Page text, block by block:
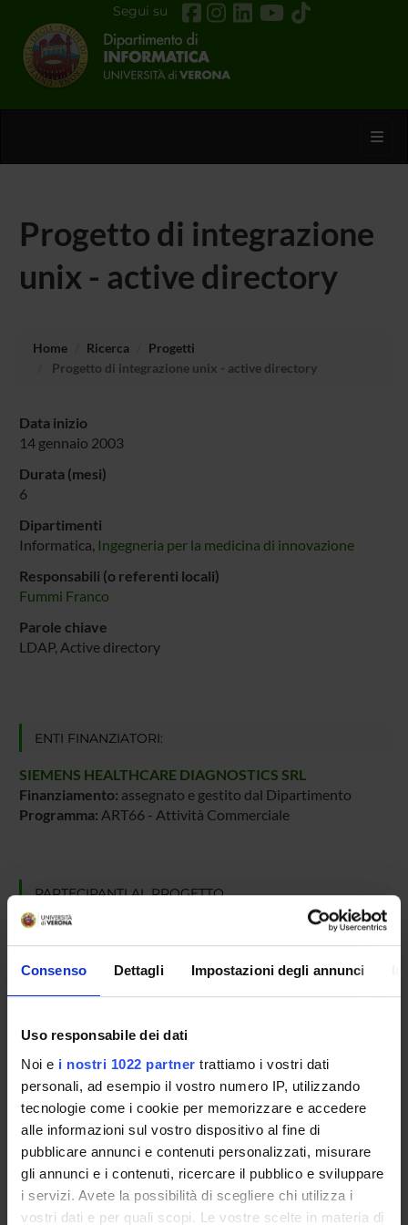
Consenso Dettagli Impostazioni degli annunci
Uso responsabile dei dati
Noi e i nostri 1022 partner trattiamo i vostri dati
personali, ad esempio il vostro numero IP, utilizzando
tecnologie come i cookie per memorizzare e accedere
alle informazioni sul vostro dispositivo al fine di
pubblicare annunci e contenuti personalizzati, misurare
gli annunci e i contenuti, ricercare il pubblico e sviluppare
i servizi. Avete la possibilità di scegliere chi utilizza i
vostri dati e per quali scopi. Le vostre scelte in materia di
Segui su
Progetto di integrazione
unix - active directory
Home Ricerca
Progetti
Progetto di integrazione unix - active directory
Data inizio
14 gennaio 2003
Durata (mesi)
6
Dipartimenti
Informatica, Ingegneria per la medicina di innovazione
Responsabili (o referenti locali)
Fummi Franco
Parole chiave
LDAP, Active directory
ENTI FINANZIATORI:
SIEMENS HEALTHCARE DIAGNOSTICS SRL
Finanziamento: assegnato e gestito dal Dipartimento
Programma: ART66 - Attività Commerciale
PARTECIPANTI AL PROGETTO
Stefano Cailotto
Franco Fummi
Professore ordinario
Borsista
ATTIVITÀ
AREE DI RICERCA